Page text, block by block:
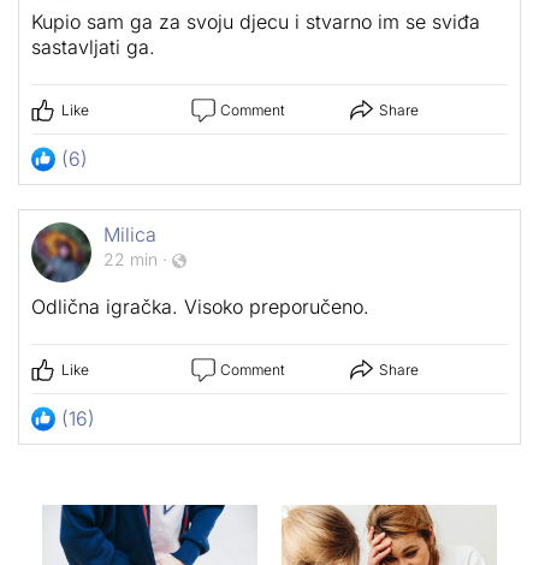
Kupio sam ga za svoju djecu i stvarno im se sviđa
sastavljati ga.
Like Comment Share
(6)
Milica
22 min ·
Odlična igračka. Visoko preporučeno.
Like Comment Share
(16)